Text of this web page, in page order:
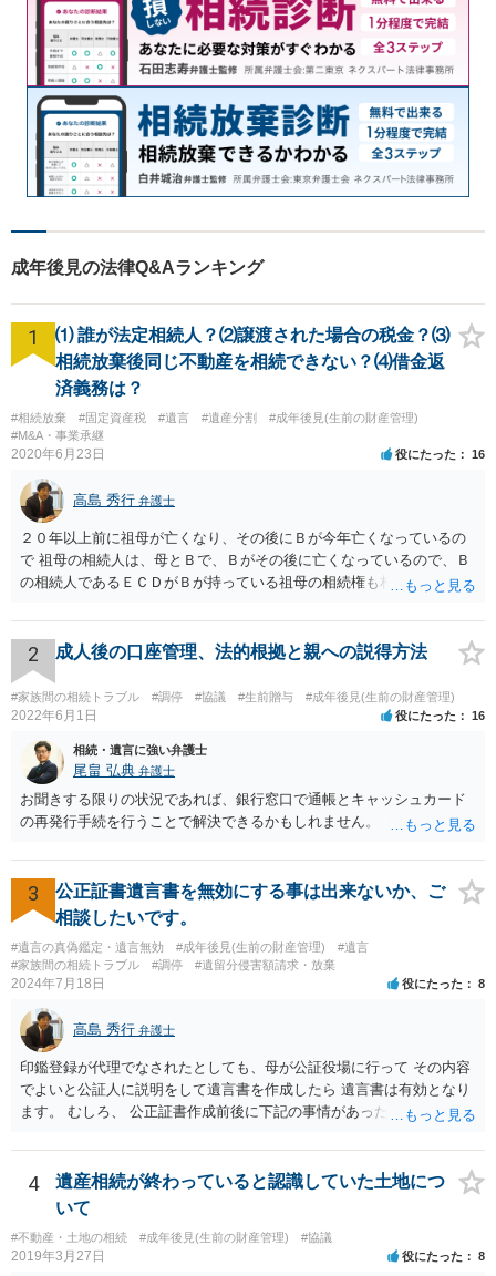
成年後見の法律Q&Aランキング
1
⑴ 誰が法定相続人？⑵譲渡された場合の税金？⑶
相続放棄後同じ不動産を相続できない？⑷借金返
済義務は？
#相続放棄 #固定資産税 #遺言 #遺産分割
#成年後見(生前の財産管理)
#M&A・事業承継
2020年6月23日 役にたった 16
高島 秀行 弁護士
２０年以上前に祖母が亡くなり、その後にＢが今年亡くなっているの
で 祖母の相続人は、母とＢで、Ｂがその後に亡くなっているので、Ｂ
の相続人であるＥＣＤがＢが持っている祖母の相続権も相続すること
Ｅも行う必要があります。 Ｂの配偶者であるＥは常にＢの相続人とな
ります。
2 成人後の口座管理、法的根拠と親への説得方法
#家族間の相続トラブル #調停 #協議 #生前贈与 #成年後見(生前の財産管理)
2022年6月1日 役にたった 16
相続・遺言に強い弁護士
尾畠 弘典 弁護士
お聞きする限りの状況であれば、銀行窓口で通帳とキャッシュカード
の再発行手続を行うことで解決できるかもしれません。
3
公正証書遺言書を無効にする事は出来ないか、ご
相談したいです。
#遺言の真偽鑑定・遺言無効 #成年後見(生前の財産管理)
#遺言
#家族間の相続トラブル
#調停 #遺留分侵害額請求・放棄
2024年7月18日 役にたった 8
高島 秀行 弁護士
印鑑登録が代理でなされたとしても、母が公証役場に行って その内容
でよいと公証人に説明をして遺言書を作成したら 遺言書は有効となり
ます。 むしろ、 公正証書作成前後に下記の事情があったことが証明で
月に携帯が新しくなった母からの第一声は「ここにいたら殺される」
「面会に来てくれ」で、長男に聞くと「面会は出来ない。俺は携帯電
話の使い方を教える為に会っている」「母の話は聞かなくて良い」と
電話が切れました。その後の電話でも「食事に毒が入っている」「体
にチップが埋められている」等、おかしかったです。 当時の診療記
録、介護認定の資料、介護記録を取得して 弁護士に面談で相談された
4
遺産相続が終わっていると認識していた土地につ
いて
#不動産・土地の相続 #成年後見(生前の財産管理) #協議
2019年3月27日 役にたった 8